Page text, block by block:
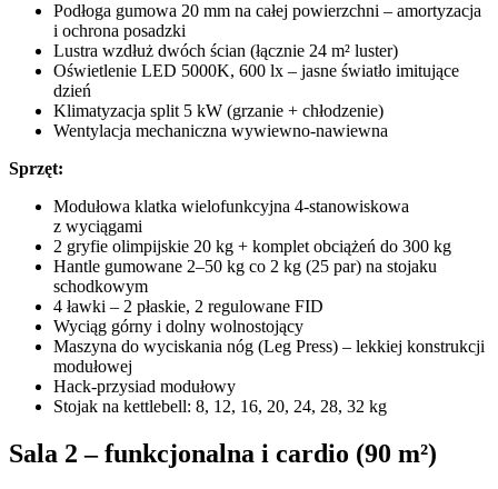
Podłoga gumowa 20 mm na całej powierzchni – amortyzacja
i ochrona posadzki
Lustra wzdłuż dwóch ścian (łącznie 24 m² luster)
Oświetlenie LED 5000K, 600 lx – jasne światło imitujące
dzień
Klimatyzacja split 5 kW (grzanie + chłodzenie)
Wentylacja mechaniczna wywiewno-nawiewna
Sprzęt:
Modułowa klatka wielofunkcyjna 4-stanowiskowa
z wyciągami
2 gryfie olimpijskie 20 kg + komplet obciążeń do 300 kg
Hantle gumowane 2–50 kg co 2 kg (25 par) na stojaku
schodkowym
4 ławki – 2 płaskie, 2 regulowane FID
Wyciąg górny i dolny wolnostojący
Maszyna do wyciskania nóg (Leg Press) – lekkiej konstrukcji
modułowej
Hack-przysiad modułowy
Stojak na kettlebell: 8, 12, 16, 20, 24, 28, 32 kg
Sala 2 – funkcjonalna i cardio (90 m²)